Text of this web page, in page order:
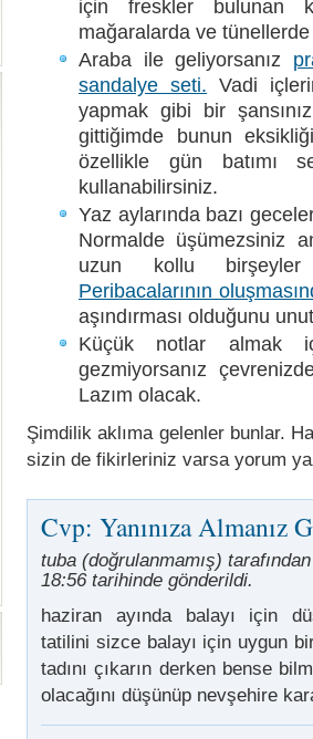
için freskler bulunan
mağaralarda ve tünellerde
Araba ile geliyorsanız
sandalye seti. Vadi
yapmak gibi bir
gittiğimde bunun
özellikle gün batımı
kullanabilirsiniz.
Yaz aylarında bazı
Normalde üşümezsiniz
uzun kollu birşeyler
Peribacalarının
aşındırması olduğunu
Küçük notlar almak
gezmiyorsanız
Lazım olacak.
Şimdilik aklıma gelenler bunlar.
sizin de fikirleriniz varsa yorum
Cvp: Yanınıza Almanız
tuba (doğrulanmamış)
18:56 tarihinde gönderildi.
haziran ayında balayı için
tatilini sizce balayı için uygun
tadını çıkarın derken bense
olacağını düşünüp nevşehire